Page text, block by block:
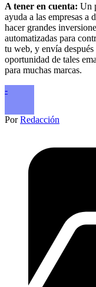
A tener en cuenta: Un
ayuda a las empresas a
hacer grandes
automatizadas para
tu web, y envía
oportunidad de tales
para muchas marcas.
-
PorRedacción